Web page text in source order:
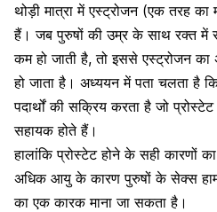
थोड़ी मात्रा में एस्ट्रोजन(एक तरह का
हैं। जब पुरुषों की उम्र के साथ रक्त में
कम हो जाती है,तो इससे एस्ट्रोजन का
हो जाता है। अध्ययन में पता चलता है
पदार्थों की सक्रिय करता है जो प्रोस्टेट
सहायक होते हैं।
हालांकि प्रोस्टेट होने के सही कारणों का
अधिक आयु के कारण पुरुषों के सेक्स
का एक कारक माना जा सकता है।